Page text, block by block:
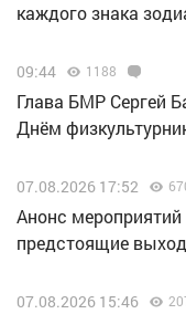
каждого знака
09:44 1188
Глава БМР Сергей
Днём
07.08.2026 17:52
Анонс
предстоящие
07.08.2026 15:46